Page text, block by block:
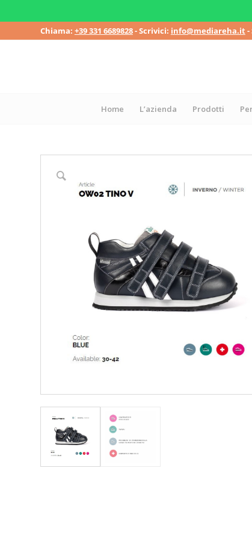
Chiama: +39 331 6689828- Scrivici: info@mediareha.it-
Home L’azienda Prodotti